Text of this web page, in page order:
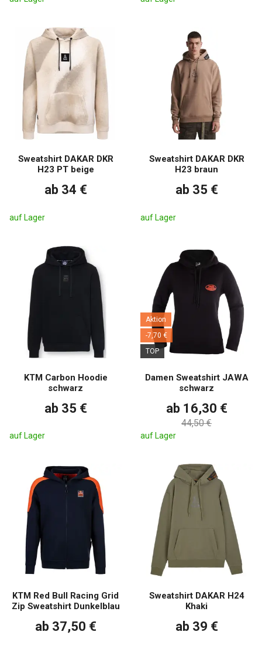
Sweatshirt DAKAR DKR
H23 PT beige
ab 34 €
auf Lager
Sweatshirt DAKAR DKR
H23 braun
ab 35 €
auf Lager
KTM Carbon Hoodie
schwarz
ab 35 €
auf Lager
Aktion
-7,70 €
TOP
Damen Sweatshirt JAWA
schwarz
ab 16,30 €
44,50 €
auf Lager
KTM Red Bull Racing Grid
Zip Sweatshirt Dunkelblau
ab 37,50 €
Sweatshirt DAKAR H24
Khaki
ab 39 €